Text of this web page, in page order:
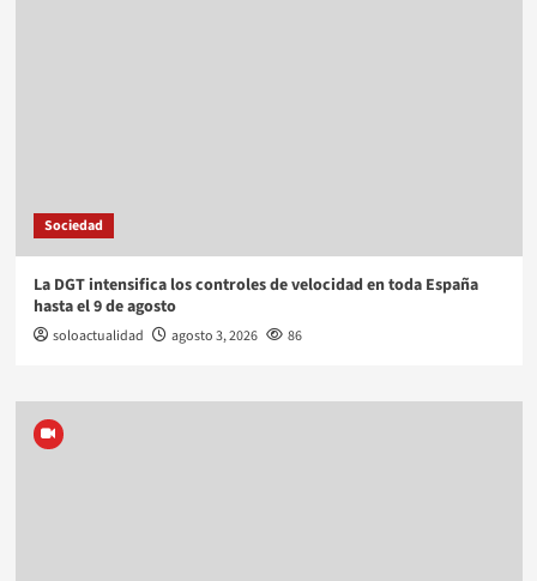
Sociedad
La DGT intensifica los controles de velocidad en toda España
hasta el 9 de agosto
soloactualidad agosto 3, 2026 86